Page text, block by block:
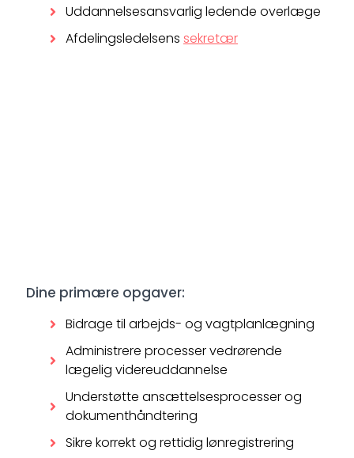
Uddannelsesansvarlig ledende overlæge
Afdelingsledelsens sekretær
Dine primære opgaver:
Bidrage til arbejds- og vagtplanlægning
Administrere processer vedrørende
lægelig videreuddannelse
Understøtte ansættelsesprocesser og
dokumenthåndtering
Sikre korrekt og rettidig lønregistrering